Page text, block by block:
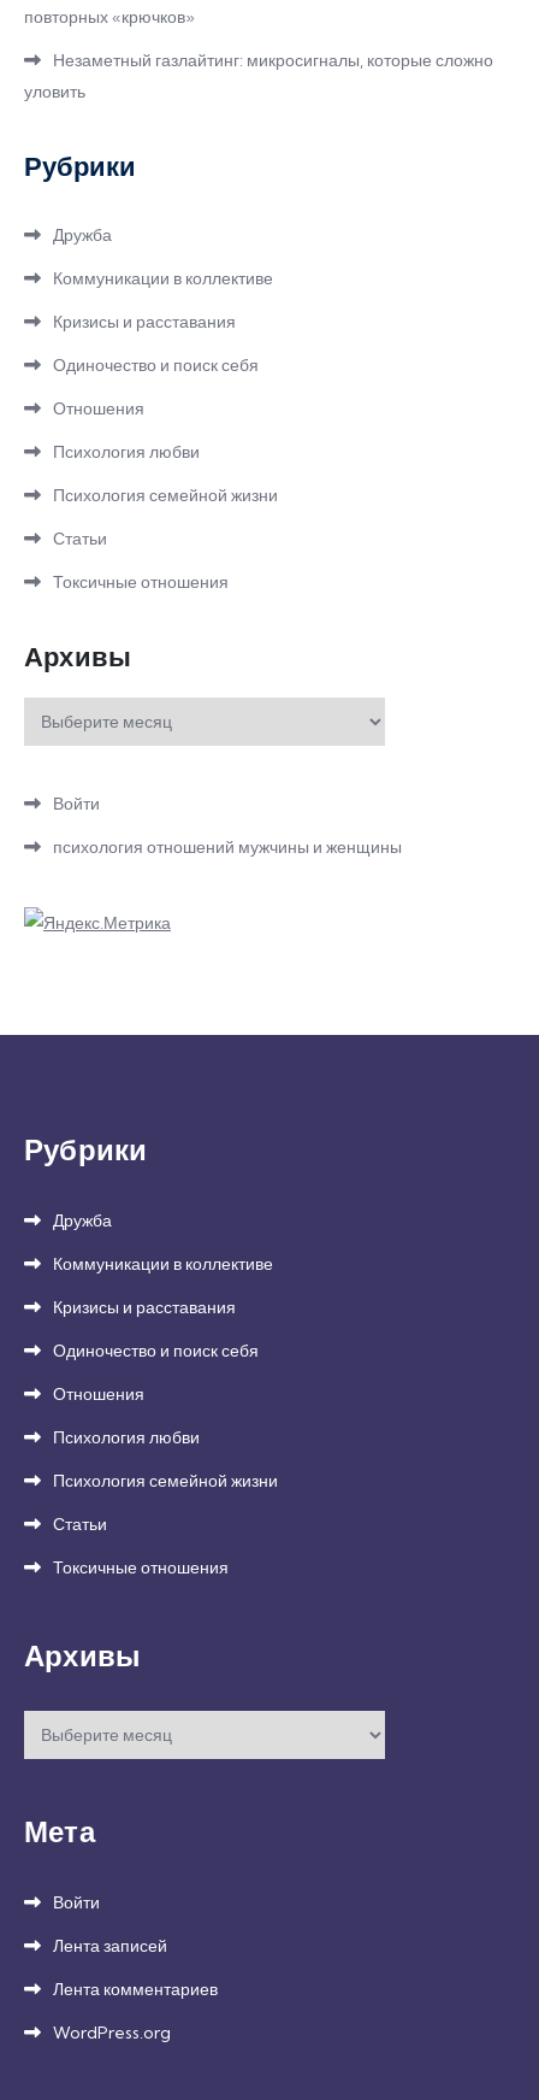
повторных «крючков»
Незаметный газлайтинг: микросигналы, которые сложно
уловить
Рубрики
Дружба
Коммуникации в коллективе
Кризисы и расставания
Одиночество и поиск себя
Отношения
Психология любви
Психология семейной жизни
Статьи
Токсичные отношения
Архивы
Архивы
Войти
психология отношений мужчины и женщины
Рубрики
Дружба
Коммуникации в коллективе
Кризисы и расставания
Одиночество и поиск себя
Отношения
Психология любви
Психология семейной жизни
Статьи
Токсичные отношения
Архивы
Архивы
Мета
Войти
Лента записей
Лента комментариев
WordPress.org